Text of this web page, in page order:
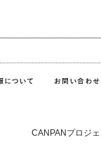
CANPANプロジ